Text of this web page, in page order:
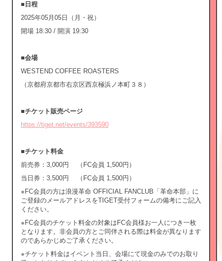
■日程
2025年05月05日（月・祝）
開場 18:30 / 開演 19:30
■会場
WESTEND COFFEE ROASTERS
（京都府京都市右京区西京極浜ノ本町３８）
■チケット販売ページ
https://tiget.net/events/393590
■チケット料金
前売券：3,000円 （FC会員 1,500円）
当日券：3,500円 （FC会員 1,500円）
※FC会員の方は浪漫革命 OFFICIAL FANCLUB「革命本部」に
ご登録のメールアドレスをTIGET受付フォームの備考にご記入
ください。
※FC会員のチケット料金の対象はFC会員様お一人につき一枚
となります。非会員の方とご同伴される際は料金が異なります
のであらかじめご了承ください。
※チケット料金はイベント当日、会場にて現金のみでのお取り